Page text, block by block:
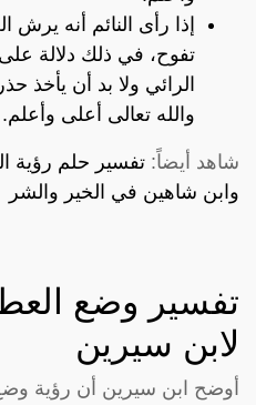
إذا رأى النائم أنه يرش
تفوح، في ذلك دلالة
الرائي ولا بد أن يأخذ
والله تعالى أعلى وأعلم.
شاهد أيضاً: تفسير حلم رؤية
وابن شاهين في الخير والشر
تفسير وضع
لابن سيرين
أوضح ابن سيرين أن رؤية